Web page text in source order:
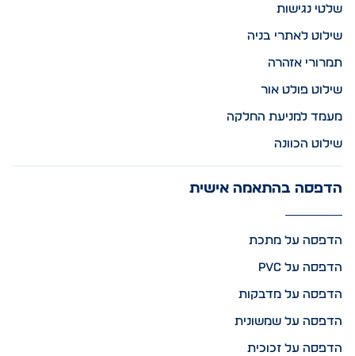
שלטי נגישות
שילוט לאתרי בניה
תמרורי אזהרה
שילוט פולט אור
מעמד למניעת החלקה
שילוט הכוונה
הדפסה בהתאמה אישית
הדפסה על מתכת
הדפסה על PVC
הדפסה על מדבקות
הדפסה על שמשונית
הדפסה על זכוכית